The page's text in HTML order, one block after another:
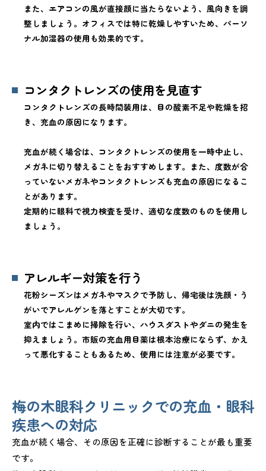
また、エアコンの風が直接顔に当たらないよう、風向きを調
整しましょう。オフィスでは特に乾燥しやすいため、パーソ
ナル加湿器の使用も効果的です。
コンタクトレンズの使用を見直す
コンタクトレンズの長時間装用は、目の酸素不足や乾燥を招
き、充血の原因になります。
充血が続く場合は、コンタクトレンズの使用を一時中止し、
メガネに切り替えることをおすすめします。また、度数が合
っていないメガネやコンタクトレンズも充血の原因になるこ
とがあります。
定期的に眼科で視力検査を受け、適切な度数のものを使用し
ましょう。
アレルギー対策を行う
花粉シーズンはメガネやマスクで予防し、帰宅後は洗顔・う
がいでアレルゲンを落とすことが大切です。
室内ではこまめに掃除を行い、ハウスダストやダニの発生を
抑えましょう。市販の充血用目薬は根本治療にならず、かえ
って悪化することもあるため、使用には注意が必要です。
梅の木眼科クリニックでの充血・眼科
疾患への対応
充血が続く場合、その原因を正確に診断することが最も重要
です。